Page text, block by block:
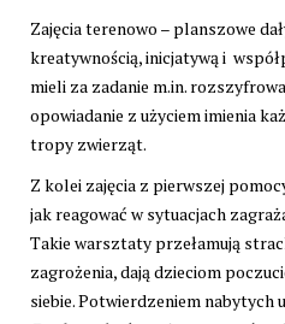
Zajęcia terenowo – planszowe
kreatywnością, inicjatywą i
mieli za zadanie m.in.
opowiadanie z użyciem imienia
tropy zwierząt.
Z kolei zajęcia z pierwszej
jak reagować w sytuacjach
Takie warsztaty przełamują
zagrożenia, dają dzieciom
siebie. Potwierdzeniem nabytych